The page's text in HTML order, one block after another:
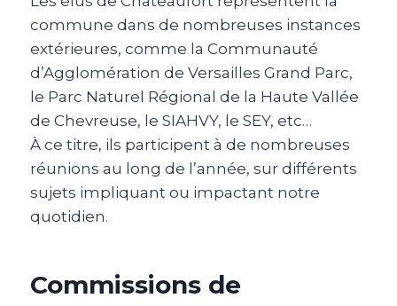
commune dans de nombreuses instances
extérieures, comme la Communauté
d’Agglomération de Versailles Grand Parc,
le Parc Naturel Régional de la Haute Vallée
de Chevreuse, le SIAHVY, le SEY, etc…
À ce titre, ils participent à de nombreuses
réunions au long de l’année, sur différents
sujets impliquant ou impactant notre
quotidien.
Commissions de